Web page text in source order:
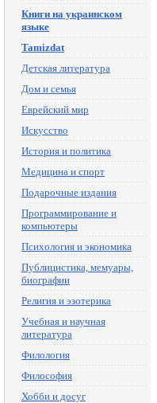
Книги на украинском
языке
Tamizdat
Детская литература
Дом и семья
Еврейский мир
Искусство
История и политика
Медицина и спорт
Подарочные издания
Программирование и
компьютеры
Психология и экономика
Публицистика, мемуары,
биографии
Религия и эзотерика
Учебная и научная
литература
Филология
Философия
Хобби и досуг